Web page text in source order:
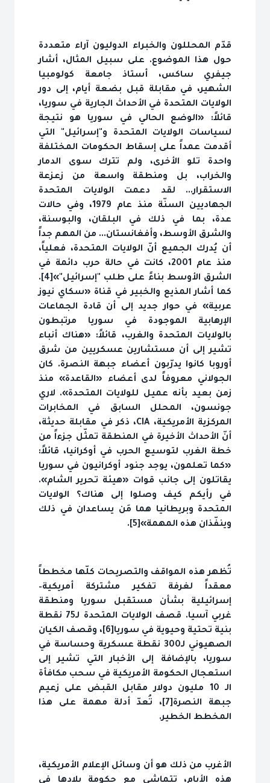
قدّم المحللون والخبراء الدوليون آراء متعددة
حول هذا الموضوع. على سبيل المثال، أشار
جيفري ساكس، أستاذ جامعة كولومبيا
الشهير، في مقابلة قبل بضعة أيام، إلى دور
الولايات المتحدة في الأحداث الجارية في سوريا،
قائلاً: «الوضع الحالي في سوريا هو نتيجة
لسياسات الولايات المتحدة و"إسرائيل" التي
أقدمت عمداً على إسقاط الحكومات المختلفة
واحدة تلو الأخرى، ولم تترك سوى الدمار
والخراب، بل ومنطقة واسعة من زعزعة
الاستقرار... لقد دعمت الولايات المتحدة
الجهاديين السنّة منذ عام 1979، وفي حالات
عدة، بما في ذلك في البلقان، والبوسنة،
والشرق الأوسط، وأفغانستان... من المهم جداً
أن يُدرك الجميع أنّ الولايات المتحدة، فعلياً،
منذ عام 2001، كانت في حالة حرب دائمة في
الشرق الأوسط بناءً على طلب "إسرائيل"»[4].
كما أشار المذيع والخبير في قناة «سكاي نيوز
عربية» في حوار جديد إلى أن قادة الجماعات
الإرهابية الموجودة في سوريا مرتبطون
بالولايات المتحدة والغرب، قائلاً: «هناك أنباء
تشير إلى أن مستشارين عسكريين من شرق
أوروبا كانوا يدرّبون أعضاء جبهة النصرة. كان
الجولاني معروفاً لدى أعضاء «القاعدة» منذ
زمن بعيد بأنه عميل للولايات المتحدة». لاري
جونسون، المحلل السابق في المخابرات
المركزية الأمريكية، CIA، ذكر في مقابلة حديثة،
أنّ الأحداث الأخيرة في المنطقة تمثّل جزءاً من
خطة الغرب لتوسيع الحرب في أوكرانيا، قائلاً:
«كما تعلمون، يوجد جنود أوكرانيون في سوريا
يقاتلون إلى جانب قوات «هيئة تحرير الشام».
في رأيكم كيف وصلوا إلى هناك؟ الولايات
المتحدة وبريطانيا هما مَن يساعدان في ذلك
وينفّذان هذه المهمة»[5].
تُظهر هذه المواقف والتصريحات كلّها مخططاً
معقداً لغرفة تفكير مشتركة أمريكية–
إسرائيلية بشأن مستقبل سوريا ومنطقة
غربي آسيا. قصف الولايات المتحدة لـ75 نقطة
بنية تحتية وحيوية في سوريا[6]، وقصف الكيان
الصهيوني لـ300 نقطة عسكرية وحساسة في
سوريا، بالإضافة إلى الأخبار التي تشير إلى
استعجال الحكومة الأمريكية في سحب مكافأة
الـ 10 مليون دولار مقابل القبض على زعيم
جبهة النصرة[7]، تُعدّ أدلة مهمة على هذا
المخطط الخطير.
الأغرب من ذلك هو أن وسائل الإعلام الأمريكية،
هذه الأيام، تتماشى مع حكومة بلادها في